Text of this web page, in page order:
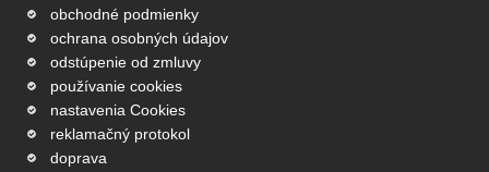
obchodné podmienky
ochrana osobných údajov
odstúpenie od zmluvy
používanie cookies
nastavenia Cookies
reklamačný protokol
doprava